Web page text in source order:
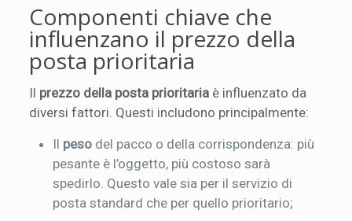
Componenti chiave che
influenzano il prezzo della
posta prioritaria
Il prezzo della posta prioritaria è influenzato da
diversi fattori. Questi includono principalmente:
Il peso del pacco o della corrispondenza: più
pesante è l’oggetto, più costoso sarà
spedirlo. Questo vale sia per il servizio di
posta standard che per quello prioritario;